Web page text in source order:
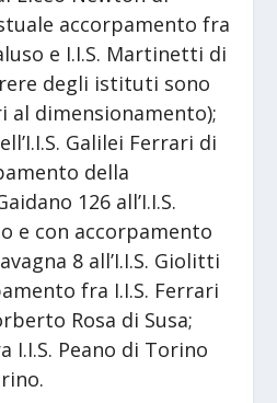
accorpamento fra
e I.I.S. Martinetti di
degli istituti sono
dimensionamento);
Galilei Ferrari di
della
126 all’I.I.S.
e con accorpamento
8 all’I.I.S. Giolitti
fra I.I.S. Ferrari
Rosa di Susa;
I.I.S. Peano di Torino